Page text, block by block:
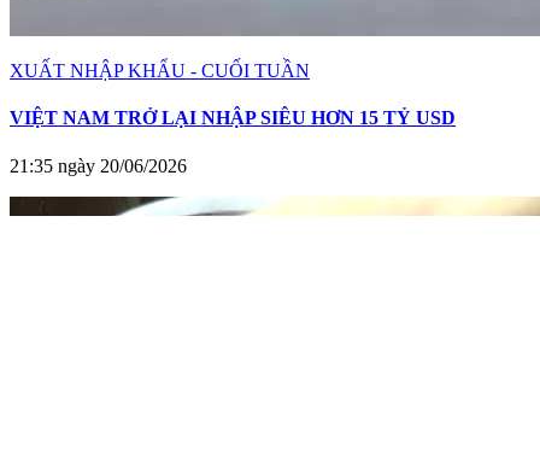
XUẤT NHẬP KHẨU - CUỐI TUẦN
VIỆT NAM TRỞ LẠI NHẬP SIÊU HƠN 15 TỶ USD
21:35 ngày 20/06/2026